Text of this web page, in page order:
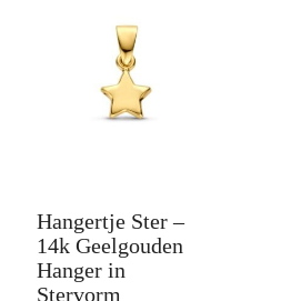
Hangertje Ster –
14k Geelgouden
Hanger in
Stervorm